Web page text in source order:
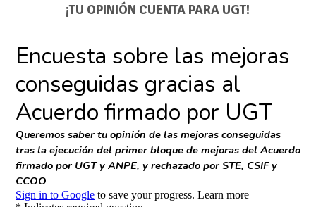
¡TU OPINIÓN CUENTA PARA UGT!